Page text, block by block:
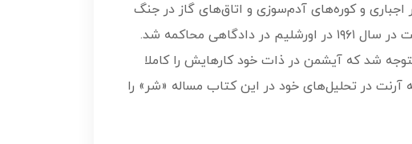
و کوره‌های آدم‌سوزی و اتاق‌های گاز در جنگ
دوم جهانی «قصاب اروپا» لقب گرفت. او پس از جنگ به آرژانتین گریخت و سال‌ها در فرار بود. در نهایت در سال ۱۹۶۱ در اورشلیم در دادگاهی محاکمه شد.
شد که آیشمن در ذات خود کارهایش را کاملا
در تحلیل‌های خود در این کتاب مساله «شر» را